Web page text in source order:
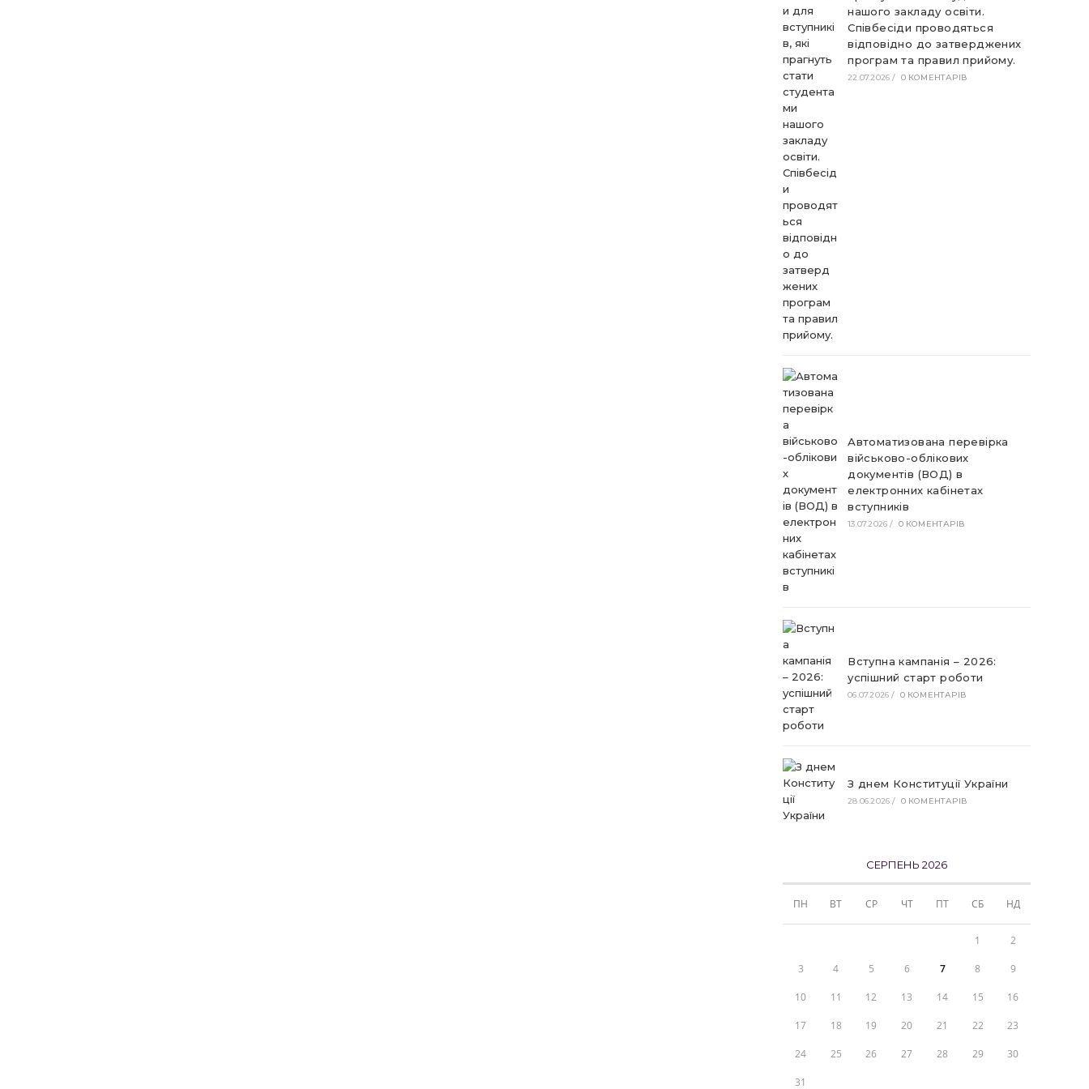
нашого закладу освіти.
Співбесіди проводяться
відповідно до затверджених
програм та правил прийому.
22.07.2026 / 0 КОМЕНТАРІВ
Автоматизована перевірка
військово-облікових
документів (ВОД) в
електронних кабінетах
вступників
13.07.2026 / 0 КОМЕНТАРІВ
Вступна кампанія – 2026:
успішний старт роботи
06.07.2026 / 0 КОМЕНТАРІВ
З днем Конституції України
28.06.2026 / 0 КОМЕНТАРІВ
СЕРПЕНЬ 2026
ПН ВТ СР ЧТ ПТ СБ НД
1 2
3 4 5 6 7 8 9
10 11 12 13 14 15 16
17 18 19 20 21 22 23
24 25 26 27 28 29 30
31